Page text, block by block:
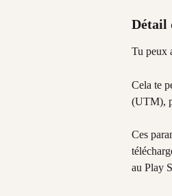
Détail
Tu peux
Cela te
(UTM),
Ces
au Play